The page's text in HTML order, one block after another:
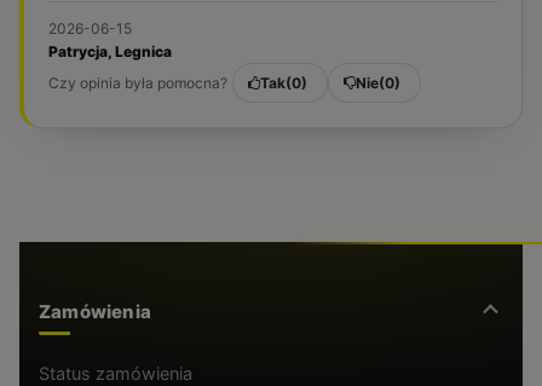
2026-06-15
Patrycja, Legnica
Czy opinia była pomocna?
Tak 0 Nie 0
Zamówienia
Status zamówienia